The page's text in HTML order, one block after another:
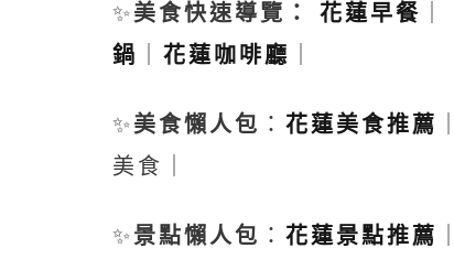
✨美食快速導覽： 花蓮早餐
鍋
花蓮咖啡廳
✨美食懶人包 ： 花蓮美食推薦
美食｜
✨景點懶人包 ： 花蓮景點推薦